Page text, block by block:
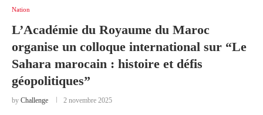
Nation
L’Académie du Royaume du Maroc
organise un colloque international sur “Le
Sahara marocain : histoire et défis
géopolitiques”
by Challenge 2 novembre 2025